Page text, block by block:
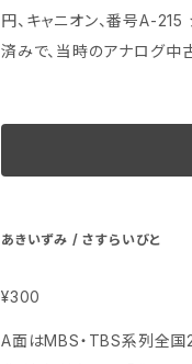
円、キャニオン、番号A-215 ジャケットの状態はシワが多少と茶色のシミが多少 盤はヘッドフォンで試聴
済みで、当時のアナログ中
あきいずみ / さすらいびと
¥300
A面はMBS・TBS系列全国23局ネット「放浪家族